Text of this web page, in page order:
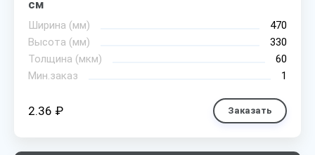
см
Ширина (мм)
470
Высота (мм)
330
Толщина (мкм)
60
Мин.заказ
1
2.36 ₽ Заказать